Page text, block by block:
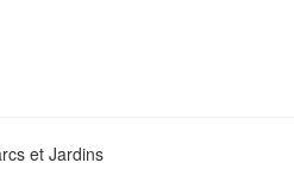
et Jardins